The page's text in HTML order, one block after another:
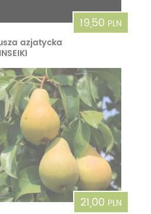
19,50 PLN
azjatycka
21,00 PLN